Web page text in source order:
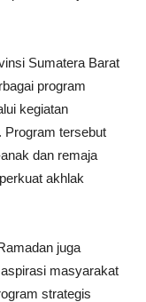
Sumatera Barat
program
kegiatan
Program tersebut
dan remaja
akhlak
juga
masyarakat
strategis